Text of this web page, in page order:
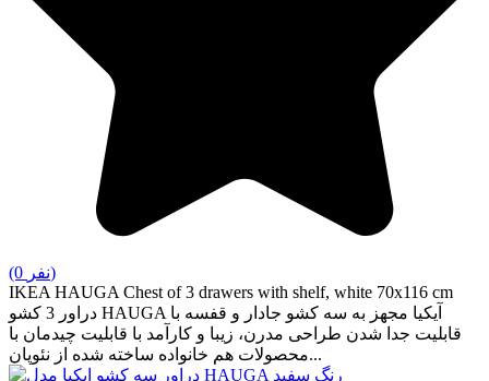
(0 نفر)
IKEA HAUGA Chest of 3 drawers with shelf, white 70x116 cm
دراور 3 کشو HAUGA آیکیا مجهز به سه کشو جادار و قفسه با
قابلیت جدا شدن طراحی مدرن، زیبا و کارآمد با قابلیت چیدمان با
محصولات هم خانواده ساخته شده از نئوپان...